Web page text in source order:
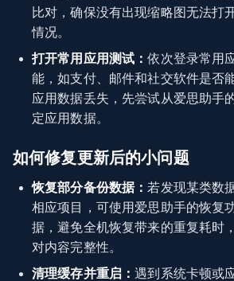
比对，确保没有出现缩略图无法打
情况。
打开常用应用测试：依次登录常用
能，如支付、邮件和社交软件是否
应用数据丢失，先尝试从爱思助手
定应用数据。
如何修复更新后的小问题
恢复部分备份数据： 若发现某类数
相应项目，可使用爱思助手的恢复
据，避免全机恢复带来的重复耗时
对内容完整性。
清理缓存并重启：遇到系统卡顿或